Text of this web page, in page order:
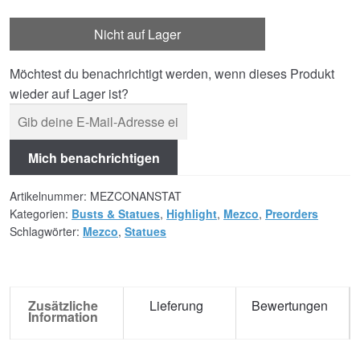
Nicht auf Lager
Möchtest du benachrichtigt werden, wenn dieses Produkt
wieder auf Lager ist?
Mich benachrichtigen
Artikelnummer: MEZCONANSTAT
Kategorien: Busts & Statues, Highlight, Mezco, Preorders
Schlagwörter: Mezco, Statues
Zusätzliche
Information
Lieferung Bewertungen